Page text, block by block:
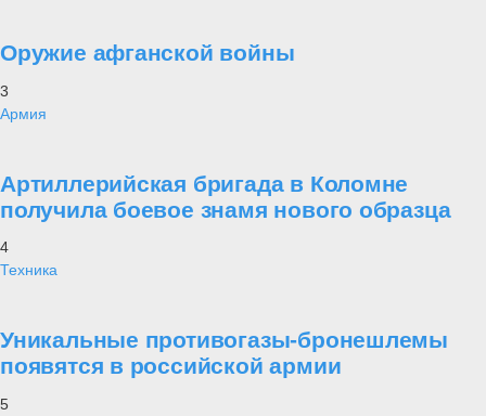
Оружие афганской войны
3
Армия
Артиллерийская бригада в Коломне
получила боевое знамя нового образца
4
Техника
Уникальные противогазы-бронешлемы
появятся в российской армии
5